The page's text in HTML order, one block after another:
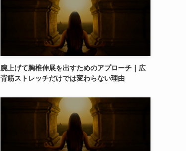
腕上げて胸椎伸展を出すためのアプローチ｜広
背筋ストレッチだけでは変わらない理由